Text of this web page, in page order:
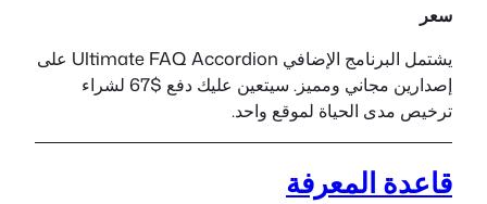
سعر
يشتمل البرنامج الإضافي Ultimate FAQ Accordion على
إصدارين مجاني ومميز. سيتعين عليك دفع $67 لشراء
ترخيص مدى الحياة لموقع واحد.
قاعدة المعرفة